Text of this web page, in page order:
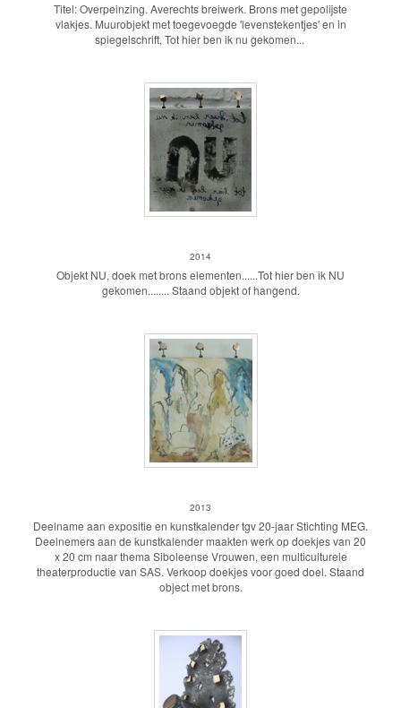
Titel: Overpeinzing. Averechts breiwerk. Brons met gepolijste
vlakjes. Muurobjekt met toegevoegde 'levenstekentjes' en in
spiegelschrift, Tot hier ben ik nu gekomen...
2014
Objekt NU, doek met brons elementen......Tot hier ben ik NU
gekomen........ Staand objekt of hangend.
2013
Deelname aan expositie en kunstkalender tgv 20-jaar Stichting MEG.
Deelnemers aan de kunstkalender maakten werk op doekjes van 20
x 20 cm naar thema Siboleense Vrouwen, een multiculturele
theaterproductie van SAS. Verkoop doekjes voor goed doel. Staand
object met brons.